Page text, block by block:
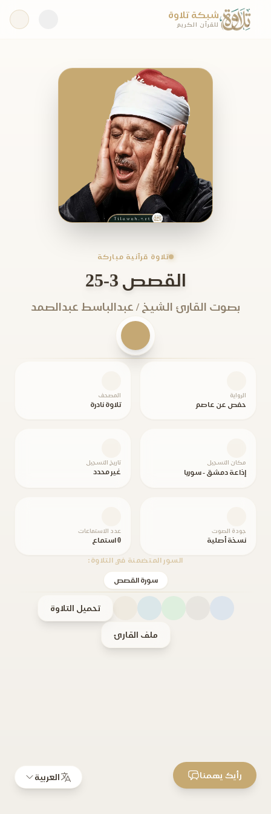
شبكة تلاوة
للقرآن الكريم
تلاوة قرآنية مباركة
القصص 3-25
بصوت القارئ الشيخ / عبدالباسط عبدالصمد
الرواية
حفص عن عاصم
المصحف
تلاوة نادرة
مكان التسجيل
إذاعة دمشق - سوريا
تاريخ التسجيل
غير محدد
جودة الصوت
نسخة أصلية
عدد الاستماعات
0 استماع
السور المتضمنة في التلاوة:
سورة القصص
تحميل التلاوة
ملف القارئ
العربية رأيك يهمنا